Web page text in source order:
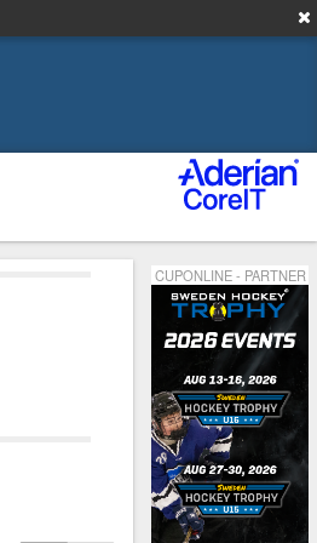
CUPONLINE - PARTNER